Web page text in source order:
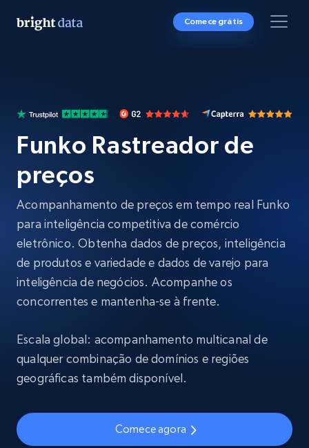
Comece grátis
Funko Rastreador de
preços
Acompanhamento de preços em tempo real Funko
para inteligência competitiva de comércio
eletrônico. Obtenha dados de preços, inteligência
de produtos e variedade e dados de varejo para
inteligência de negócios. Acompanhe os
concorrentes e mantenha-se à frente.
Escala global: acompanhamento multicanal de
qualquer combinação de domínios e regiões
geográficas também disponível.
Comece agora